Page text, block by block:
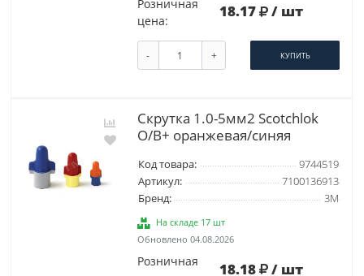
Розничная
цена:
18.17 / шт
- + КУПИТЬ
Скрутка 1.0-5мм2 Scotchlok
O/B+ оранжевая/синяя
Код товара:
9744519
Артикул:
7100136913
Бренд:
3М
На складе 17 шт
Обновлено 04.08.2026
Розничная
18.18 / шт